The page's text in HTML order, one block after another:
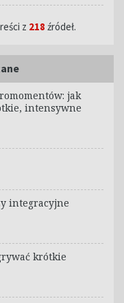
z 218 źródeł.
jak
intensywne
integracyjne
krótkie